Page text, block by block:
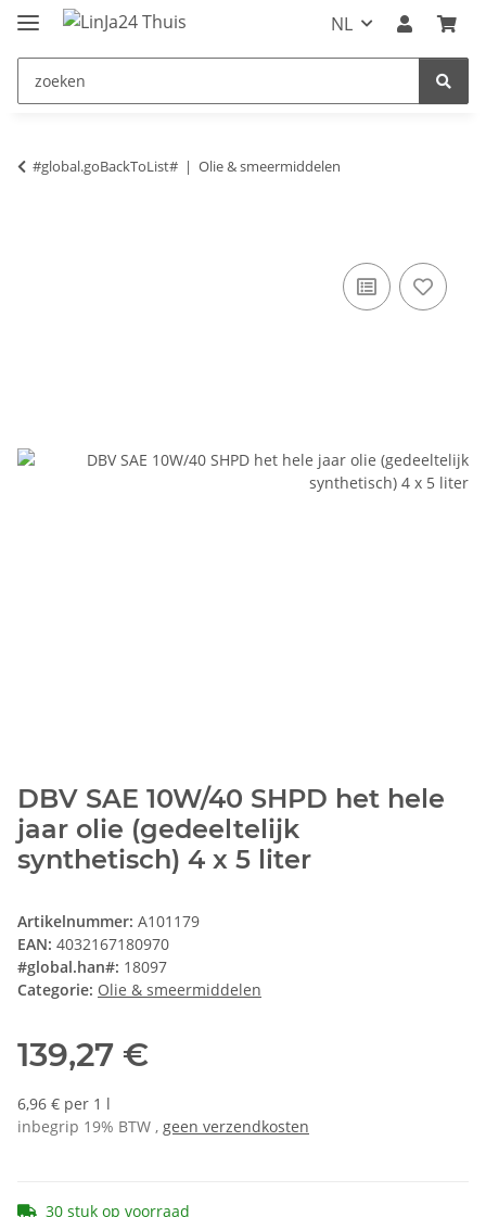
NL
#global.goBackToList# Olie & smeermiddelen
DBV SAE 10W/40 SHPD het hele
jaar olie (gedeeltelijk
synthetisch) 4 x 5 liter
Artikelnummer: A101179
EAN: 4032167180970
#global.han#: 18097
Categorie: Olie & smeermiddelen
139,27 €
6,96 € per 1 l
inbegrip 19% BTW , geen verzendkosten
30 stuk op voorraad